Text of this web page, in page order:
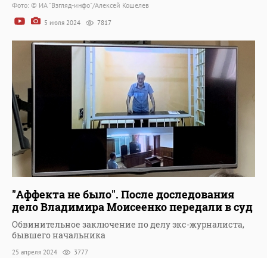
Фото: © ИА "Взгляд-инфо"/Алексей Кошелев
5 июля 2024 7817
"Аффекта не было". После доследования
дело Владимира Моисеенко передали в суд
Обвинительное заключение по делу экс-журналиста,
бывшего начальника
25 апреля 2024 3777